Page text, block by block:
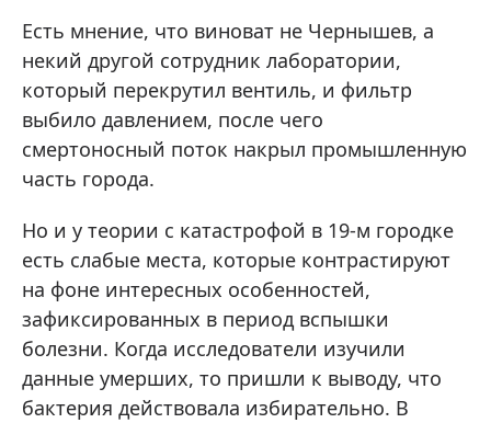
Есть мнение, что виноват не Чернышев, а
некий другой сотрудник лаборатории,
который перекрутил вентиль, и фильтр
выбило давлением, после чего
смертоносный поток накрыл промышленную
часть города.
Но и у теории с катастрофой в 19-м городке
есть слабые места, которые контрастируют
на фоне интересных особенностей,
зафиксированных в период вспышки
болезни. Когда исследователи изучили
данные умерших, то пришли к выводу, что
бактерия действовала избирательно. В